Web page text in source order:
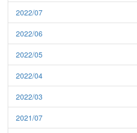
2022/07
2022/06
2022/05
2022/04
2022/03
2021/07